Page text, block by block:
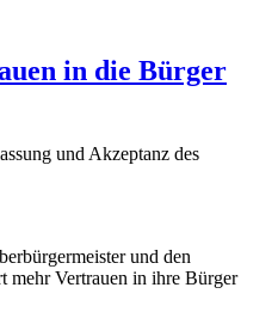
in die Bürger
und Akzeptanz des
und den
mehr Vertrauen in ihre Bürger